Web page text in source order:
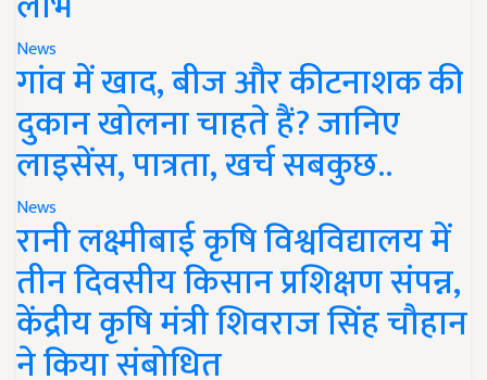
News
गांव में खाद, बीज और कीटनाशक की
दुकान खोलना चाहते हैं? जानिए
लाइसेंस, पात्रता, खर्च सबकुछ..
News
रानी लक्ष्मीबाई कृषि विश्वविद्यालय में
तीन दिवसीय किसान प्रशिक्षण संपन्न,
केंद्रीय कृषि मंत्री शिवराज सिंह चौहान
ने किया संबोधित